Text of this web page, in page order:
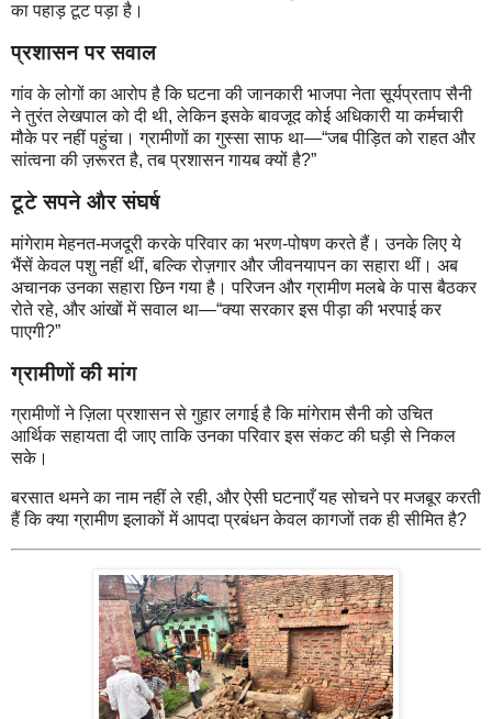
का पहाड़ टूट पड़ा है।
प्रशासन पर सवाल
गांव के लोगों का आरोप है कि घटना की जानकारी भाजपा नेता सूर्यप्रताप सैनी
ने तुरंत लेखपाल को दी थी, लेकिन इसके बावजूद कोई अधिकारी या कर्मचारी
मौके पर नहीं पहुंचा। ग्रामीणों का गुस्सा साफ था—“जब पीड़ित को राहत और
सांत्वना की ज़रूरत है, तब प्रशासन गायब क्यों है?”
टूटे सपने और संघर्ष
मांगेराम मेहनत-मजदूरी करके परिवार का भरण-पोषण करते हैं। उनके लिए ये
भैंसें केवल पशु नहीं थीं, बल्कि रोज़गार और जीवनयापन का सहारा थीं। अब
अचानक उनका सहारा छिन गया है। परिजन और ग्रामीण मलबे के पास बैठकर
रोते रहे, और आंखों में सवाल था—“क्या सरकार इस पीड़ा की भरपाई कर
पाएगी?”
ग्रामीणों की मांग
ग्रामीणों ने ज़िला प्रशासन से गुहार लगाई है कि मांगेराम सैनी को उचित
आर्थिक सहायता दी जाए ताकि उनका परिवार इस संकट की घड़ी से निकल
सके।
बरसात थमने का नाम नहीं ले रही, और ऐसी घटनाएँ यह सोचने पर मजबूर करती
हैं कि क्या ग्रामीण इलाकों में आपदा प्रबंधन केवल कागजों तक ही सीमित है?